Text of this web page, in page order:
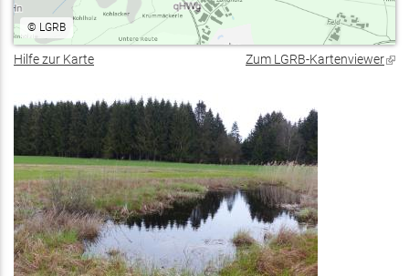
© LGRB
Hilfe zur Karte Zum LGRB-Kartenviewer